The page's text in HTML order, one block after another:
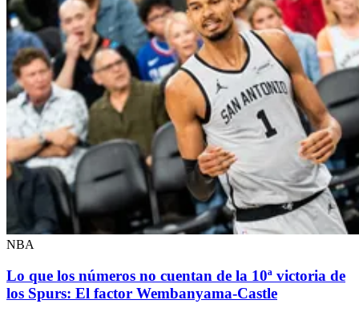
NBA
Lo que los números no cuentan de la 10ª victoria de
los Spurs: El factor Wembanyama-Castle